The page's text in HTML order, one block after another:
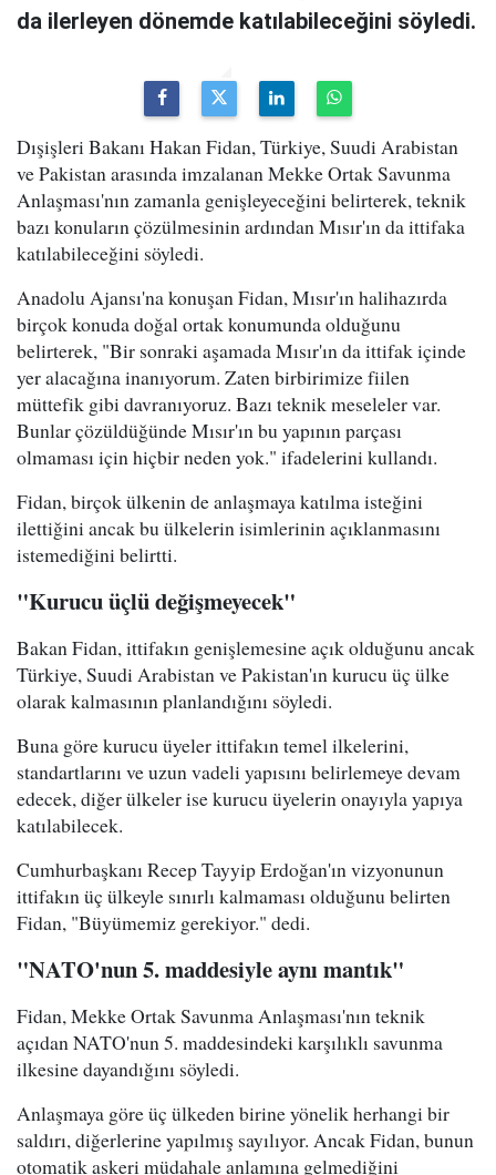
da ilerleyen dönemde katılabileceğini söyledi.
Dışişleri Bakanı Hakan Fidan, Türkiye, Suudi Arabistan
ve Pakistan arasında imzalanan Mekke Ortak Savunma
Anlaşması'nın zamanla genişleyeceğini belirterek, teknik
bazı konuların çözülmesinin ardından Mısır'ın da ittifaka
katılabileceğini söyledi.
Anadolu Ajansı'na konuşan Fidan, Mısır'ın halihazırda
birçok konuda doğal ortak konumunda olduğunu
belirterek, "Bir sonraki aşamada Mısır'ın da ittifak içinde
yer alacağına inanıyorum. Zaten birbirimize fiilen
müttefik gibi davranıyoruz. Bazı teknik meseleler var.
Bunlar çözüldüğünde Mısır'ın bu yapının parçası
olmaması için hiçbir neden yok." ifadelerini kullandı.
Fidan, birçok ülkenin de anlaşmaya katılma isteğini
ilettiğini ancak bu ülkelerin isimlerinin açıklanmasını
istemediğini belirtti.
"Kurucu üçlü değişmeyecek"
Bakan Fidan, ittifakın genişlemesine açık olduğunu ancak
Türkiye, Suudi Arabistan ve Pakistan'ın kurucu üç ülke
olarak kalmasının planlandığını söyledi.
Buna göre kurucu üyeler ittifakın temel ilkelerini,
standartlarını ve uzun vadeli yapısını belirlemeye devam
edecek, diğer ülkeler ise kurucu üyelerin onayıyla yapıya
katılabilecek.
Cumhurbaşkanı Recep Tayyip Erdoğan'ın vizyonunun
ittifakın üç ülkeyle sınırlı kalmaması olduğunu belirten
Fidan, "Büyümemiz gerekiyor." dedi.
"NATO'nun 5. maddesiyle aynı mantık"
Fidan, Mekke Ortak Savunma Anlaşması'nın teknik
açıdan NATO'nun 5. maddesindeki karşılıklı savunma
ilkesine dayandığını söyledi.
Anlaşmaya göre üç ülkeden birine yönelik herhangi bir
saldırı, diğerlerine yapılmış sayılıyor. Ancak Fidan, bunun
otomatik askeri müdahale anlamına gelmediğini